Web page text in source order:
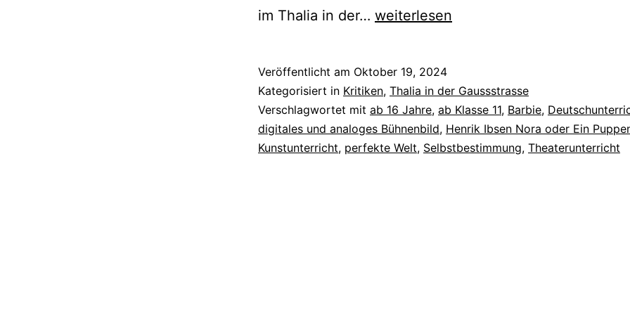
im Thalia in der… Barrrbie
weiterlesen
Veröffentlicht am Oktober 19, 2024
Kategorisiert in Kritiken, Thalia in der Gaussstrasse
Verschlagwortet mit ab 16 Jahre, ab Klasse 11, Barbie,
digitales und analoges Bühnenbild, Henrik Ibsen Nora oder Ein
Kunstunterricht, perfekte Welt, Selbstbestimmung, Theaterunterricht